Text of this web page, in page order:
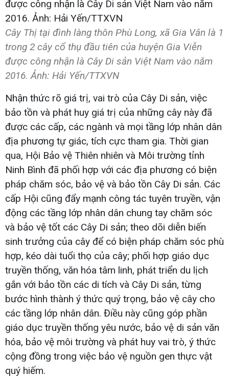
Cây Thị tại đình làng thôn Phù Long, xã Gia Vân là 1
trong 2 cây cổ thụ đầu tiên của huyện Gia Viễn
được công nhận là Cây Di sản Việt Nam vào năm
2016. Ảnh: Hải Yến/TTXVN
Nhận thức rõ giá trị, vai trò của Cây Di sản, việc
bảo tồn và phát huy giá trị của những cây này đã
được các cấp, các ngành và mọi tầng lớp nhân dân
địa phương tự giác, tích cực tham gia. Thời gian
qua, Hội Bảo vệ Thiên nhiên và Môi trường tỉnh
Ninh Bình đã phối hợp với các địa phương có biện
pháp chăm sóc, bảo vệ và bảo tồn Cây Di sản. Các
cấp Hội cũng đẩy mạnh công tác tuyên truyền, vận
động các tầng lớp nhân dân chung tay chăm sóc
và bảo vệ tốt các Cây Di sản; theo dõi diễn biến
sinh trưởng của cây để có biện pháp chăm sóc phù
hợp, kéo dài tuổi thọ của cây; phối hợp giáo dục
truyền thống, văn hóa tâm linh, phát triển du lịch
gắn với bảo tồn các di tích và Cây Di sản, từng
bước hình thành ý thức quý trọng, bảo vệ cây cho
các tầng lớp nhân dân. Điều này cũng góp phần
giáo dục truyền thống yêu nước, bảo vệ di sản văn
hóa, bảo vệ môi trường và phát huy vai trò, ý thức
cộng đồng trong việc bảo vệ nguồn gen thực vật
quý hiếm.